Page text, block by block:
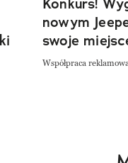
nowym
swoje
Współpraca